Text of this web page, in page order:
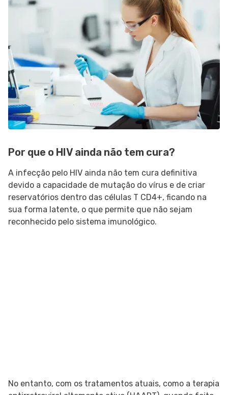
Por que o HIV ainda não tem cura?
A infecção pelo HIV ainda não tem cura definitiva
devido a capacidade de mutação do vírus e de criar
reservatórios dentro das células T CD4+, ficando na
sua forma latente, o que permite que não sejam
reconhecido pelo sistema imunológico.
No entanto, com os tratamentos atuais, como a terapia